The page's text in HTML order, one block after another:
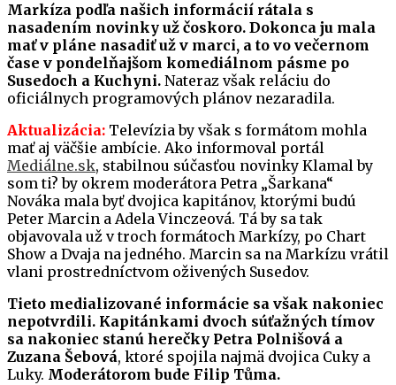
Markíza podľa našich informácií rátala s
nasadením novinky už čoskoro. Dokonca ju mala
mať v pláne nasadiť už v marci, a to vo večernom
čase v pondelňajšom komediálnom pásme po
Susedoch a Kuchyni. Nateraz však reláciu do
oficiálnych programových plánov nezaradila.
Aktualizácia: Televízia by však s formátom mohla
mať aj väčšie ambície. Ako informoval portál
Mediálne.sk, stabilnou súčasťou novinky Klamal by
som ti? by okrem moderátora Petra „Šarkana“
Nováka mala byť dvojica kapitánov, ktorými budú
Peter Marcin a Adela Vinczeová. Tá by sa tak
objavovala už v troch formátoch Markízy, po Chart
Show a Dvaja na jedného. Marcin sa na Markízu vrátil
vlani prostredníctvom oživených Susedov.
Tieto medializované informácie sa však nakoniec
nepotvrdili. Kapitánkami dvoch súťažných tímov
sa nakoniec stanú herečky Petra Polnišová a
Zuzana Šebová, ktoré spojila najmä dvojica Cuky a
Luky. Moderátorom bude Filip Tůma.